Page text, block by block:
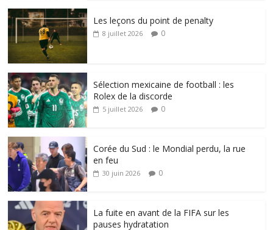
Les leçons du point de penalty
8 juillet 2026 0
Sélection mexicaine de football : les
Rolex de la discorde
5 juillet 2026 0
Corée du Sud : le Mondial perdu, la rue
en feu
30 juin 2026 0
La fuite en avant de la FIFA sur les
pauses hydratation